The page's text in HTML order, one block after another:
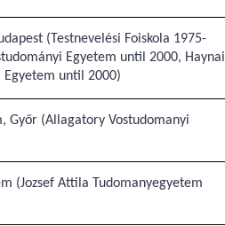
(Testnevelési Foiskola 1975-
Egyetem until 2000, Haynai
Egyetem until 2000)
Győr (Allagatory Vostudomanyi
(Jozsef Attila Tudomanyegyetem